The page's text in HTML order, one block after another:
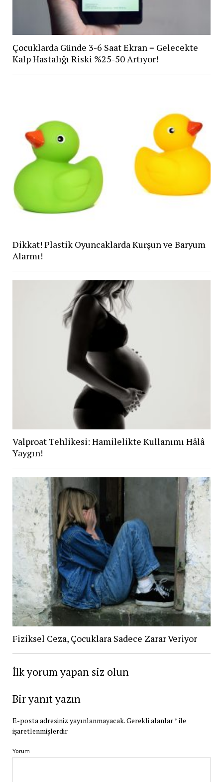
Çocuklarda Günde 3-6 Saat Ekran = Gelecekte
Kalp Hastalığı Riski %25-50 Artıyor!
Dikkat! Plastik Oyuncaklarda Kurşun ve Baryum
Alarmı!
Valproat Tehlikesi: Hamilelikte Kullanımı Hâlâ
Yaygın!
Fiziksel Ceza, Çocuklara Sadece Zarar Veriyor
İlk yorum yapan siz olun
Bir yanıt yazın
E-posta adresiniz yayınlanmayacak.Gerekli alanlar*ile
işaretlenmişlerdir
Yorum